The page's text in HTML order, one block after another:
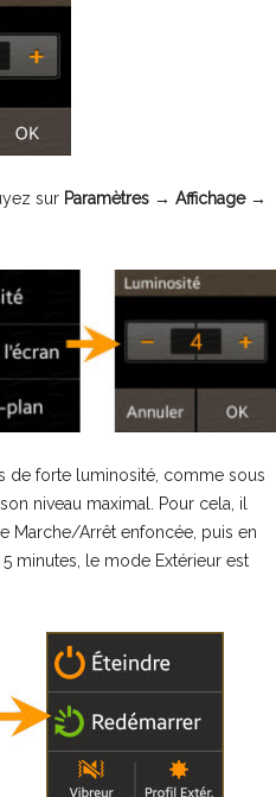
sur Paramètres→ Affichage→
de forte luminosité, comme sous
niveau maximal. Pour cela, il
Marche/Arrêt enfoncée, puis en
minutes, le mode Extérieur est